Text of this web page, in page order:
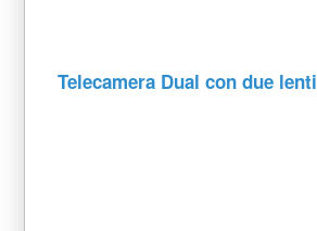
Telecamera Dual con due